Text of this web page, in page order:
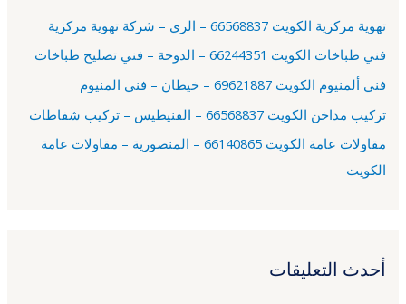
ن
:
تهوية مركزية الكويت 66568837 – الري – شركة تهوية مركزية
فني طباخات الكويت 66244351 – الدوحة – فني تصليح طباخات
فني ألمنيوم الكويت 69621887 – خيطان – فني المنيوم
تركيب مداخن الكويت 66568837 – الفنيطيس – تركيب شفاطات
مقاولات عامة الكويت 66140865 – المنصورية – مقاولات عامة
الكويت
أحدث التعليقات